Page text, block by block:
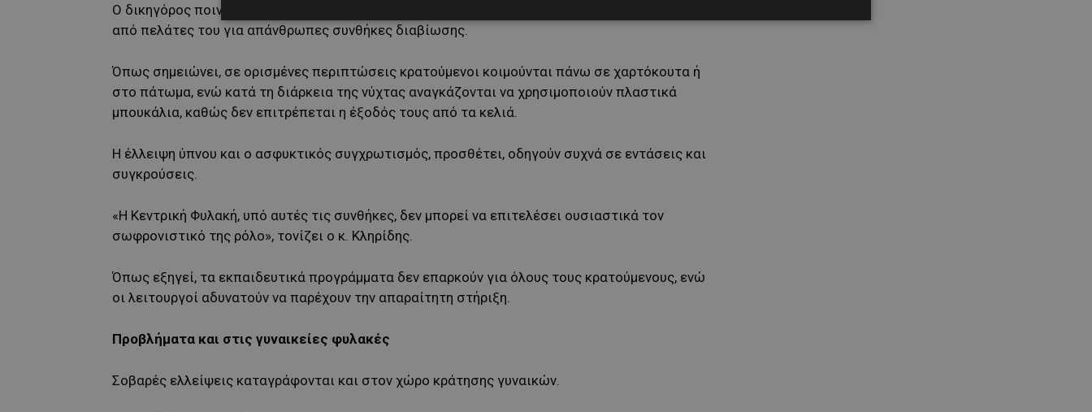
Ο δικηγόρος ποινικού δικαίου Λοΐζος Νεοφύτου αναφέρει πως λαμβάνει συχνά καταγγελίες
από πελάτες του για απάνθρωπες συνθήκες διαβίωσης.
Όπως σημειώνει, σε ορισμένες περιπτώσεις κρατούμενοι κοιμούνται πάνω σε χαρτόκουτα ή
στο πάτωμα, ενώ κατά τη διάρκεια της νύχτας αναγκάζονται να χρησιμοποιούν πλαστικά
μπουκάλια, καθώς δεν επιτρέπεται η έξοδός τους από τα κελιά.
Η έλλειψη ύπνου και ο ασφυκτικός συγχρωτισμός, προσθέτει, οδηγούν συχνά σε εντάσεις και
συγκρούσεις.
«Η Κεντρική Φυλακή, υπό αυτές τις συνθήκες, δεν μπορεί να επιτελέσει ουσιαστικά τον
σωφρονιστικό της ρόλο», τονίζει ο κ. Κληρίδης.
Όπως εξηγεί, τα εκπαιδευτικά προγράμματα δεν επαρκούν για όλους τους κρατούμενους, ενώ
οι λειτουργοί αδυνατούν να παρέχουν την απαραίτητη στήριξη.
Προβλήματα και στις γυναικείες φυλακές
Σοβαρές ελλείψεις καταγράφονται και στον χώρο κράτησης γυναικών.